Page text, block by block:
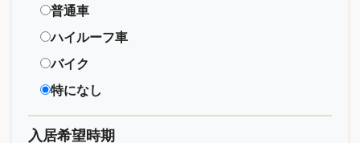
普通車
ハイルーフ車
バイク
特になし
入居希望時期